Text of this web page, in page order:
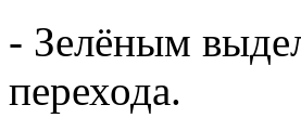
- Зелёным
перехода.